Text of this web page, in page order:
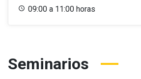
09:00 a 11:00 horas
Seminarios